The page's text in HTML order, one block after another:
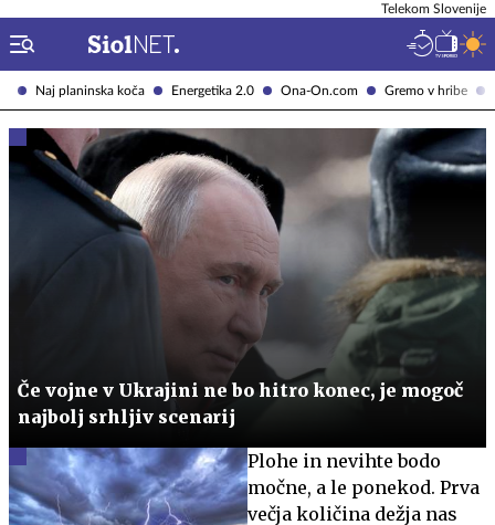
Naj planinska koča Energetika 2.0 Ona-On.com Gremo v hribe
Telekom Slovenije
Če vojne v Ukrajini ne bo hitro konec, je mogoč
najbolj srhljiv scenarij
Plohe in nevihte bodo
močne, a le ponekod. Prva
večja količina dežja nas